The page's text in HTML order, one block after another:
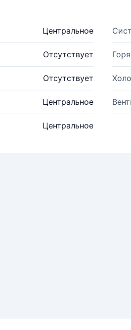
Центральное
Отсутствует
Отсутствует
Центральное
Центральное